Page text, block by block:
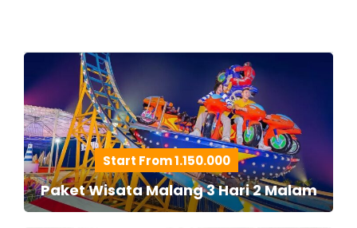
Start From 1.150.000
Paket Wisata Malang 3 Hari 2 Malam